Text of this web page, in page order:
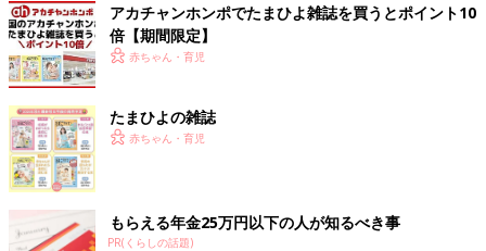
アカチャンホンポでたまひよ雑誌を買うとポイント10
倍【期間限定】
赤ちゃん・育児
たまひよの雑誌
赤ちゃん・育児
もらえる年金25万円以下の人が知るべき事
PR(くらしの話題)